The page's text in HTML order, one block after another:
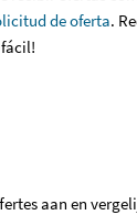
de oferta.
aan en